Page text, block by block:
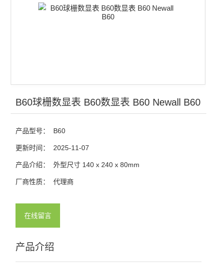
B60球栅数显表 B60数显表 B60 Newall B60
产品型号： B60
更新时间： 2025-11-07
产品介绍： 外型尺寸 140 x 240 x 80mm
厂商性质： 代理商
在线留言
产品介绍